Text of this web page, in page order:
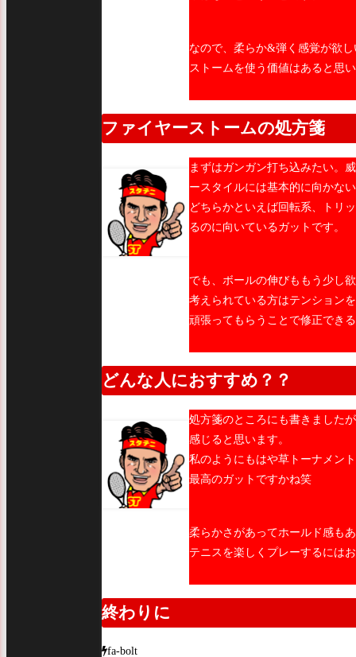
なので、柔らか&弾く感覚が欲
ストームを使う価値はあると思
ファイヤーストームの処方箋
まずはガンガン打ち込みたい。
ースタイルには基本的に向かな
どちらかといえば回転系、トリ
るのに向いているガットです。
でも、ボールの伸びももう少し
考えられている方はテンション
頑張ってもらうことで修正でき
どんな人におすすめ？？
処方箋のところにも書きました
感じると思います。
私のようにもはや草トーナメン
最高のガットですかね笑
柔らかさがあってホールド感も
テニスを楽しくプレーするには
終わりに
fa-bolt